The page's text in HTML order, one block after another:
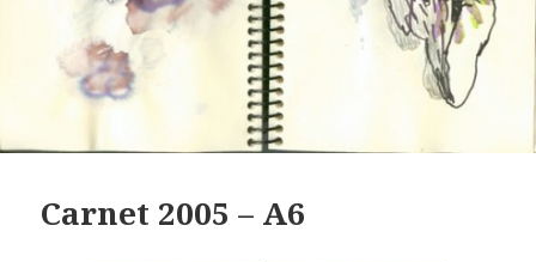
Carnet 2005 – A6